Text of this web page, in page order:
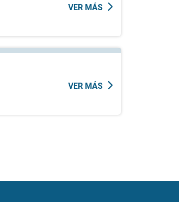
VER MÁS
VER MÁS